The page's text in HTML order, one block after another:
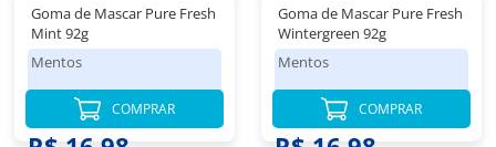
Goma de Mascar Pure Fresh
Mint 92g
Mentos
COMPRAR
Goma de Mascar Pure Fresh
Wintergreen 92g
Mentos
COMPRAR